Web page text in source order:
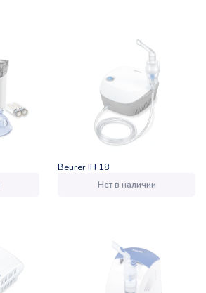
Beurer IH 18
Нет в наличии